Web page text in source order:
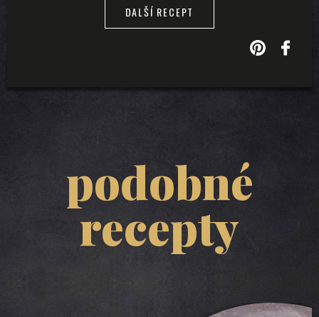
DALŠÍ RECEPT
podobné
recepty